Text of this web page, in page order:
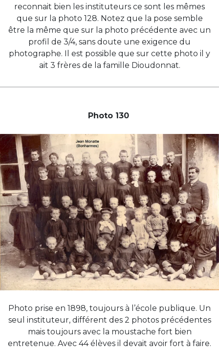
reconnait bien les instituteurs ce sont les mêmes
que sur la photo 128. Notez que la pose semble
être la même que sur la photo précédente avec un
profil de 3/4, sans doute une exigence du
photographe. Il est possible que sur cette photo il y
ait 3 frères de la famille Dioudonnat.
Photo 130
Photo prise en 1898, toujours à l’école publique. Un
seul instituteur, différent des 2 photos précédentes
mais toujours avec la moustache fort bien
entretenue. Avec 44 élèves il devait avoir fort à faire.